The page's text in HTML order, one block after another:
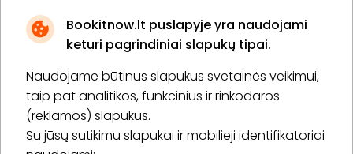
Bookitnow.lt puslapyje yra naudojami
keturi pagrindiniai slapukų tipai.
Naudojame būtinus slapukus svetainės veikimui,
taip pat analitikos, funkcinius ir rinkodaros
(reklamos) slapukus.
Su jūsų sutikimu slapukai ir mobilieji identifikatoriai
* Susipažinau su privatumo politika
Prenumeruoti